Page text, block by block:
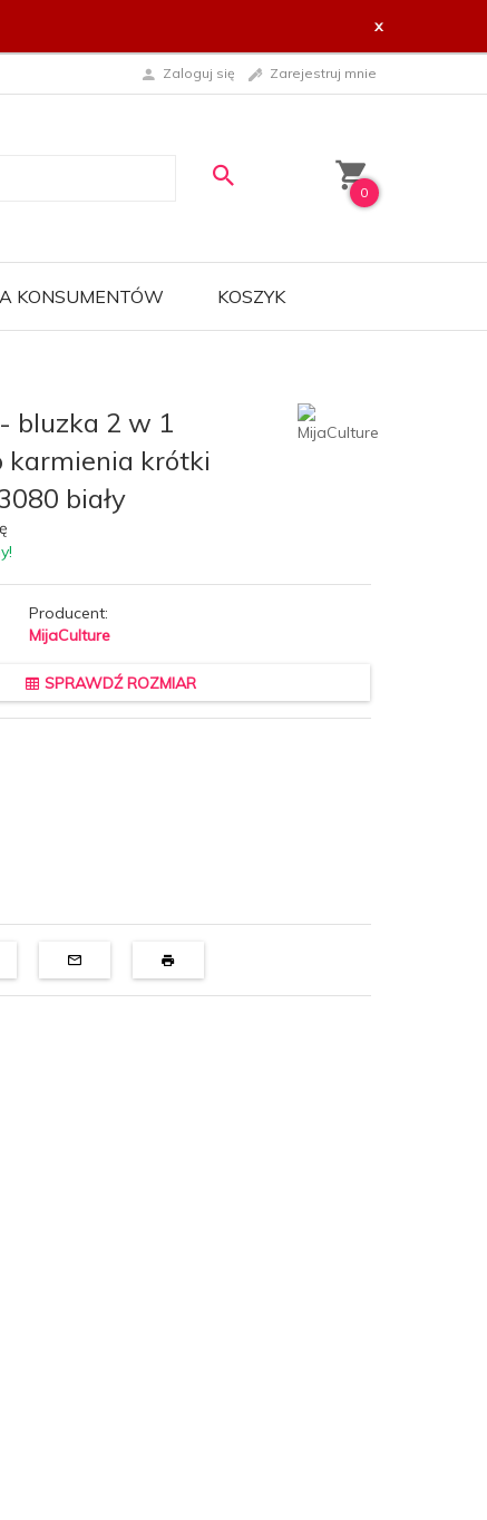
x
Zaloguj się Zarejestruj mnie
0
KONSUMENTÓW KOSZYK
bluzka 2 w 1
karmienia krótki
biały
Producent:
MijaCulture
SPRAWDŹ ROZMIAR